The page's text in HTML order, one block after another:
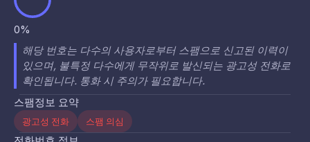
0%
해당 번호는 다수의 사용자로부터 스팸으로 신고된 이력이
있으며, 불특정 다수에게 무작위로 발신되는 광고성 전화로
확인됩니다. 통화 시 주의가 필요합니다.
스팸정보 요약
광고성 전화 스팸 의심